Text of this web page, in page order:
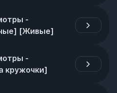
-
[Живые]
-
кружочки]